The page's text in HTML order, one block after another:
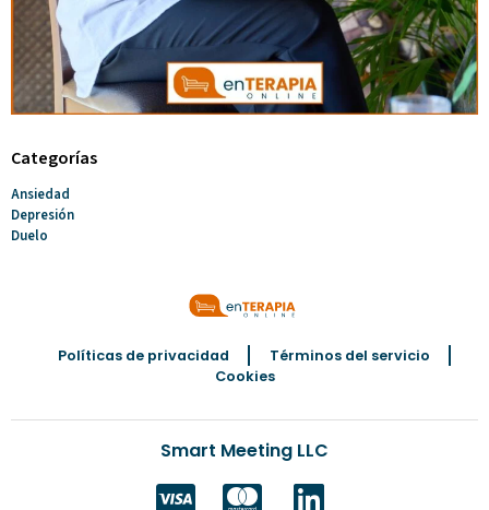
Categorías
Ansiedad
Depresión
Duelo
Políticas de privacidad
Términos del servicio
Cookies
Smart Meeting LLC